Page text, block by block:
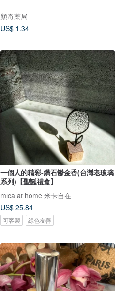
顏奇藥局
US$ 1.34
一個人的精彩-鑽石鬱金香(台灣老玻璃
系列)【聖誕禮盒】
mica at home 米卡自在
US$ 25.84
可客製 綠色友善